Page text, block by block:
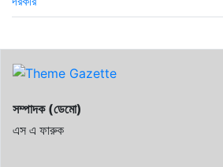
সম্পাদক (ডেমো)
এস এ ফারুক